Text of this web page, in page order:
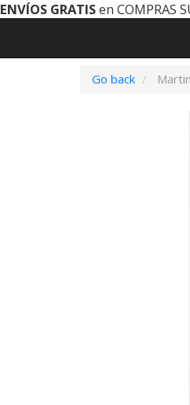
ENVÍOS GRATISen COMPRAS
Go back